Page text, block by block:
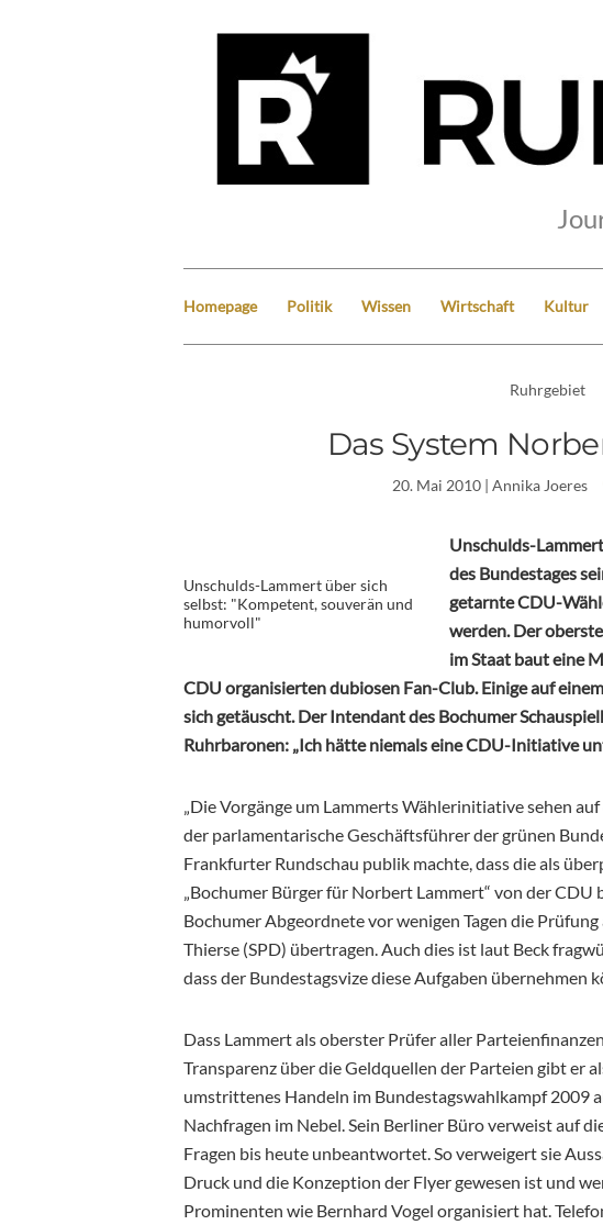
Homepage Politik Wissen Wirtschaft Kultur
Ruhrgebiet
Das System
20. Mai 2010| Annika Joeres
Unschulds-Lammert über sich
selbst: "Kompetent, souverän und
humorvoll"
Unschulds-
des Bundestages
getarnte CDU-
werden. Der
im Staat baut eine
CDU organisierten dubiosen Fan-Club. Einige auf
sich getäuscht. Der Intendant des Bochumer
Ruhrbaronen: „Ich hätte niemals eine CDU-Initiative
„Die Vorgänge um Lammerts Wählerinitiative sehen
der parlamentarische Geschäftsführer der grünen
Frankfurter Rundschau publik machte, dass die als
„Bochumer Bürger für Norbert Lammert“ von der
Bochumer Abgeordnete vor wenigen Tagen die
Thierse (SPD) übertragen. Auch dies ist laut Beck
dass der Bundestagsvize diese Aufgaben übernehmen
Dass Lammert als oberster Prüfer aller
Transparenz über die Geldquellen der Parteien gibt er
umstrittenes Handeln im Bundestagswahlkampf 2009
Nachfragen im Nebel. Sein Berliner Büro verweist auf
Fragen bis heute unbeantwortet. So verweigert sie
Druck und die Konzeption der Flyer gewesen ist und
Prominenten wie Bernhard Vogel organisiert hat.